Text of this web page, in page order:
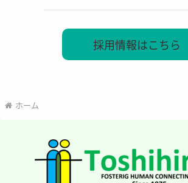
採用情報はこちら
ホーム